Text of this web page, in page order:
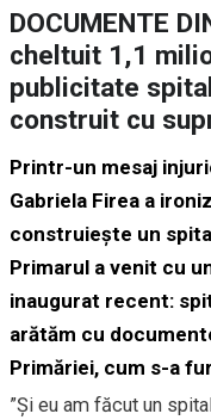
DOCUMENTE
cheltuit 1,1
publicitate
construit cu
Printr-un mesaj
Gabriela Firea a
construiește un
Primarul a venit cu
inaugurat recent:
arătăm cu
Primăriei, cum s-a
”Și eu am făcut un